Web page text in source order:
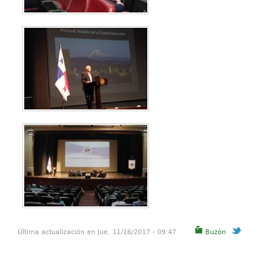
Buzón
Última actualización en Jue, 11/16/2017 - 09:47